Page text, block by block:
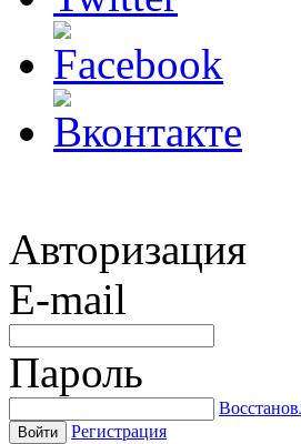
Авторизация
E-mail
Пароль
Войти Регистрация